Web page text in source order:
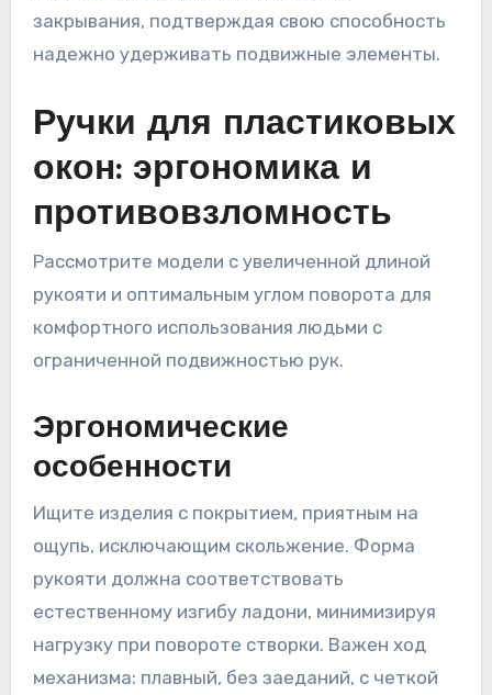
закрывания, подтверждая свою способность
надежно удерживать подвижные элементы.
Ручки для пластиковых
окон: эргономика и
противовзломность
Рассмотрите модели с увеличенной длиной
рукояти и оптимальным углом поворота для
комфортного использования людьми с
ограниченной подвижностью рук.
Эргономические
особенности
Ищите изделия с покрытием, приятным на
ощупь, исключающим скольжение. Форма
рукояти должна соответствовать
естественному изгибу ладони, минимизируя
нагрузку при повороте створки. Важен ход
механизма: плавный, без заеданий, с четкой